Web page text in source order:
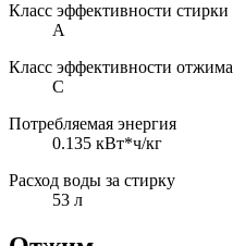
Класс эффективности стирки
A
Класс эффективности отжима
C
Потребляемая энергия
0.135 кВт*ч/кг
Расход воды за стирку
53 л